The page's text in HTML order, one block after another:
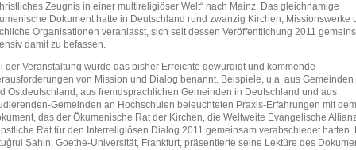
Zeugnis in einer multireligiöser Welt“ nach Mainz. Das gleichnamige
Dokument hatte in Deutschland rund zwanzig Kirchen, Missionswerke
Organisationen veranlasst, sich seit dessen Veröffentlichung 2011
damit zu befassen.
der Veranstaltung wurde das bisher Erreichte gewürdigt und kommende
von Mission und Dialog benannt. Beispiele, u.a. aus Gemeinden
Ostdeutschland, aus fremdsprachlichen Gemeinden in Deutschland und aus
Gemeinden an Hochschulen beleuchteten Praxis-Erfahrungen mit dem
das der Ökumenische Rat der Kirchen, die Weltweite Evangelische
Rat für den Interreligiösen Dialog 2011 gemeinsam verabschiedet hatten.
Şahin, Goethe-Universität, Frankfurt, präsentierte seine Lektüre des